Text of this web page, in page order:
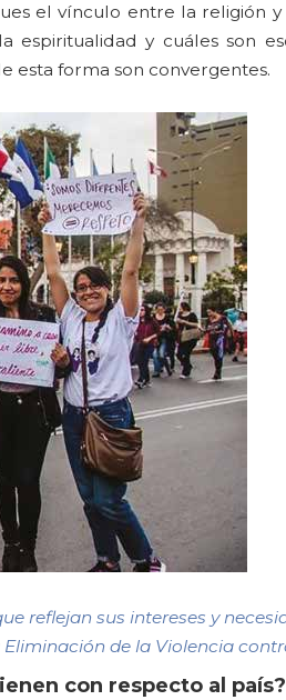
el vínculo entre la religión
y cuáles son
esta forma son convergentes.
reflejan sus intereses y
de la Violencia
con respecto al país?